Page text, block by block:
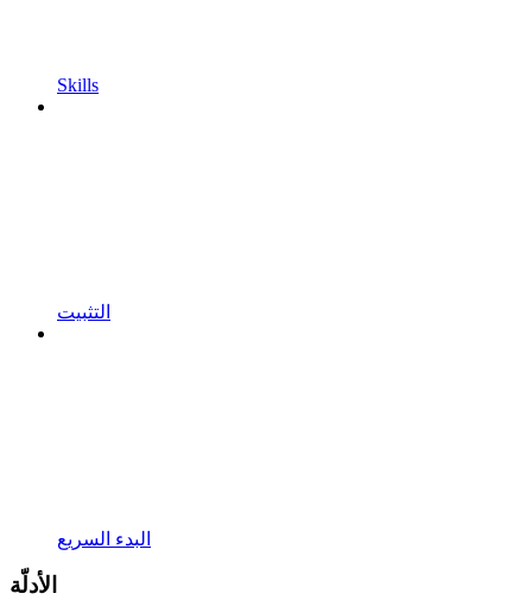
Skills
التثبيت
البدء السريع
الأدلّة